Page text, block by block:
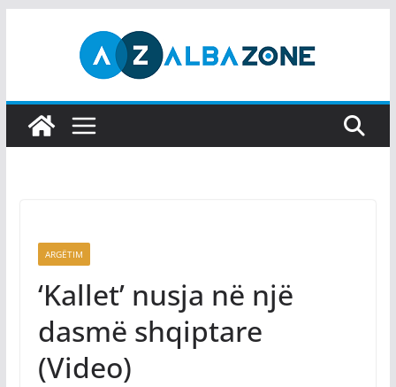
ARGËTIM
‘Kallet’ nusja në një
dasmë shqiptare
(Video)